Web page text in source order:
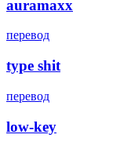
auramaxx
перевод
type shit
перевод
low-key